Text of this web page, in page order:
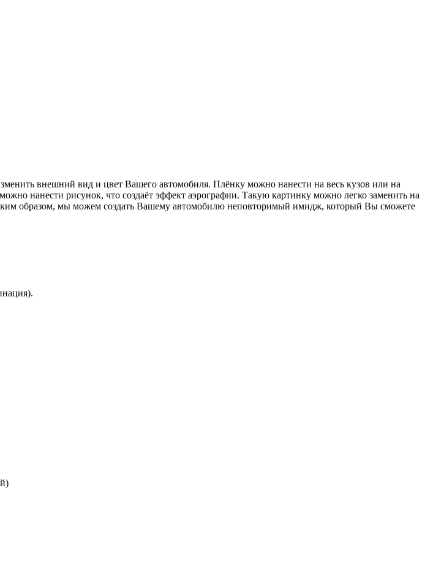
внешний вид и цвет Вашего автомобиля. Плёнку можно нанести на весь кузов или на
нанести рисунок, что создаёт эффект аэрографии. Такую картинку можно легко заменить на
образом, мы можем создать Вашему автомобилю неповторимый имидж, который Вы сможете